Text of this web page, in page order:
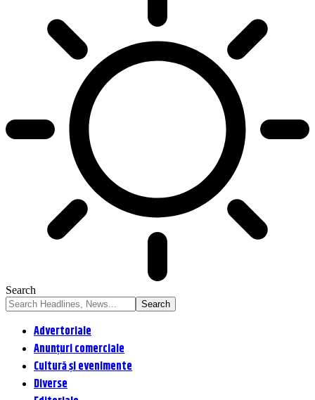
Search
Advertoriale
Anunțuri comerciale
Cultură și evenimente
Diverse